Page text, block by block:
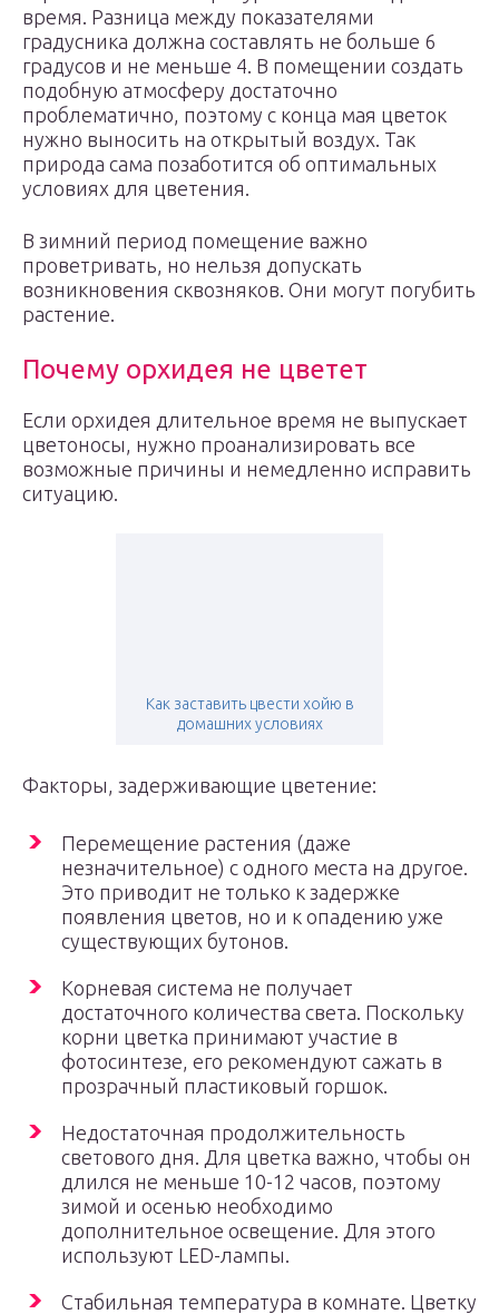
время. Разница между показателями
градусника должна составлять не больше 6
градусов и не меньше 4. В помещении создать
подобную атмосферу достаточно
проблематично, поэтому с конца мая цветок
нужно выносить на открытый воздух. Так
природа сама позаботится об оптимальных
условиях для цветения.
В зимний период помещение важно
проветривать, но нельзя допускать
возникновения сквозняков. Они могут погубить
растение.
Почему орхидея не цветет
Если орхидея длительное время не выпускает
цветоносы, нужно проанализировать все
возможные причины и немедленно исправить
ситуацию.
Как заставить цвести хойю в
домашних условиях
Факторы, задерживающие цветение:
Перемещение растения (даже
незначительное) с одного места на другое.
Это приводит не только к задержке
появления цветов, но и к опадению уже
существующих бутонов.
Корневая система не получает
достаточного количества света. Поскольку
корни цветка принимают участие в
фотосинтезе, его рекомендуют сажать в
прозрачный пластиковый горшок.
Недостаточная продолжительность
светового дня. Для цветка важно, чтобы он
длился не меньше 10-12 часов, поэтому
зимой и осенью необходимо
дополнительное освещение. Для этого
используют LED-лампы.
Стабильная температура в комнате. Цветку